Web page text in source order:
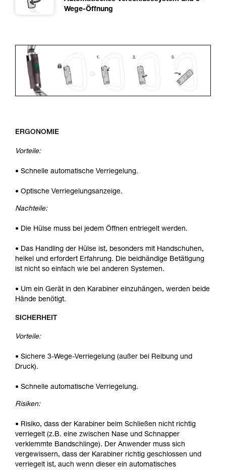
Wege-Öffnung
ERGONOMIE
Vorteile:
• Schnelle automatische Verriegelung.
• Optische Verriegelungsanzeige.
Nachteile:
• Die Hülse muss bei jedem Öffnen entriegelt werden.
• Das Handling der Hülse ist, besonders mit Handschuhen,
heikel und erfordert Erfahrung. Die beidhändige Betätigung
ist nicht so einfach wie bei anderen Systemen.
• Um ein Gerät in den Karabiner einzuhängen, werden beide
Hände benötigt.
SICHERHEIT
Vorteile:
• Sichere 3-Wege-Verriegelung (außer bei Reibung und
Druck).
• Schnelle automatische Verriegelung.
Risiken:
• Risiko, dass der Karabiner beim Schließen nicht richtig
verriegelt (z.B. eine zwischen Nase und Schnapper
verklemmte Bandschlinge). Der Anwender muss sich
vergewissern, dass der Karabiner richtig geschlossen und
verriegelt ist, auch wenn dieser ein automatisches